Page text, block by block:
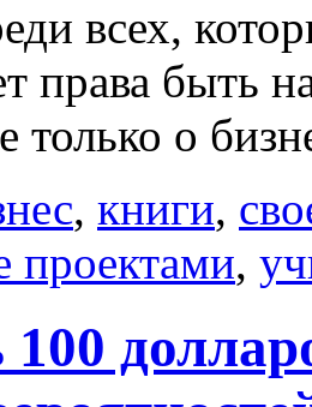
всех,
права быть
только о
, книги,
проектами,